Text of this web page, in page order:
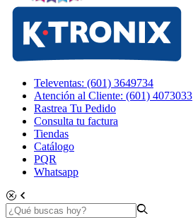
Televentas: (601) 3649734
Atención al Cliente: (601) 4073033
Rastrea Tu Pedido
Consulta tu factura
Tiendas
Catálogo
PQR
Whatsapp